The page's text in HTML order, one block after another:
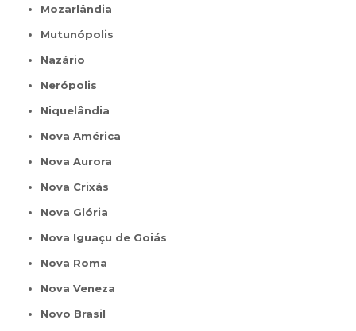
Mozarlândia
Mutunópolis
Nazário
Nerópolis
Niquelândia
Nova América
Nova Aurora
Nova Crixás
Nova Glória
Nova Iguaçu de Goiás
Nova Roma
Nova Veneza
Novo Brasil